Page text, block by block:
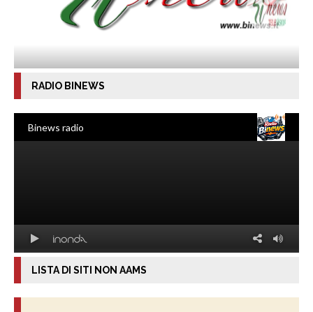
RADIO BINEWS
LISTA DI SITI NON AAMS